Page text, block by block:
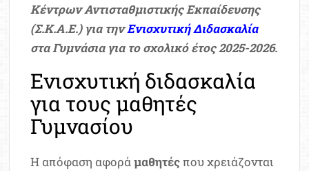
Κέντρων Αντισταθμιστικής Εκπαίδευσης
(Σ.Κ.Α.Ε.) για τηνΕνισχυτική Διδασκαλία
στα Γυμνάσια για το σχολικό έτος 2025-2026.
Ενισχυτική διδασκαλία
για τους μαθητές
Γυμνασίου
Η απόφαση αφοράμαθητέςπου χρειάζονται